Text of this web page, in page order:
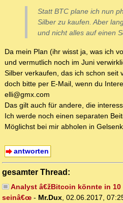
Statt BTC plane ich nun
Silber zu kaufen. Aber
und nicht alles auf einen
Da mein Plan (ihr wisst ja, was ich
und vermutlich noch im Juni
Silber verkaufen, das ich schon seit
doch bitte per E-Mail, wenn du
elli@gmx.com
Das gilt auch für andere, die
Ich werde noch einen separaten
Möglichst bei mir abholen in
antworten
gesamter Thread:
Analyst â€žBitcoin könnte in 10
seinâ€œ - Mr.Dux, 02.06.2017,